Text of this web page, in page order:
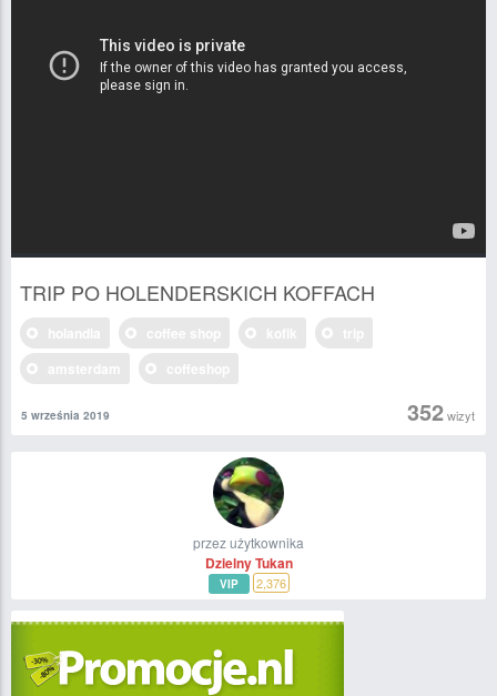
TRIP PO HOLENDERSKICH KOFFACH
352wizyt
5 września 2019
przez użytkownika
Dzielny Tukan
VIP 2,376